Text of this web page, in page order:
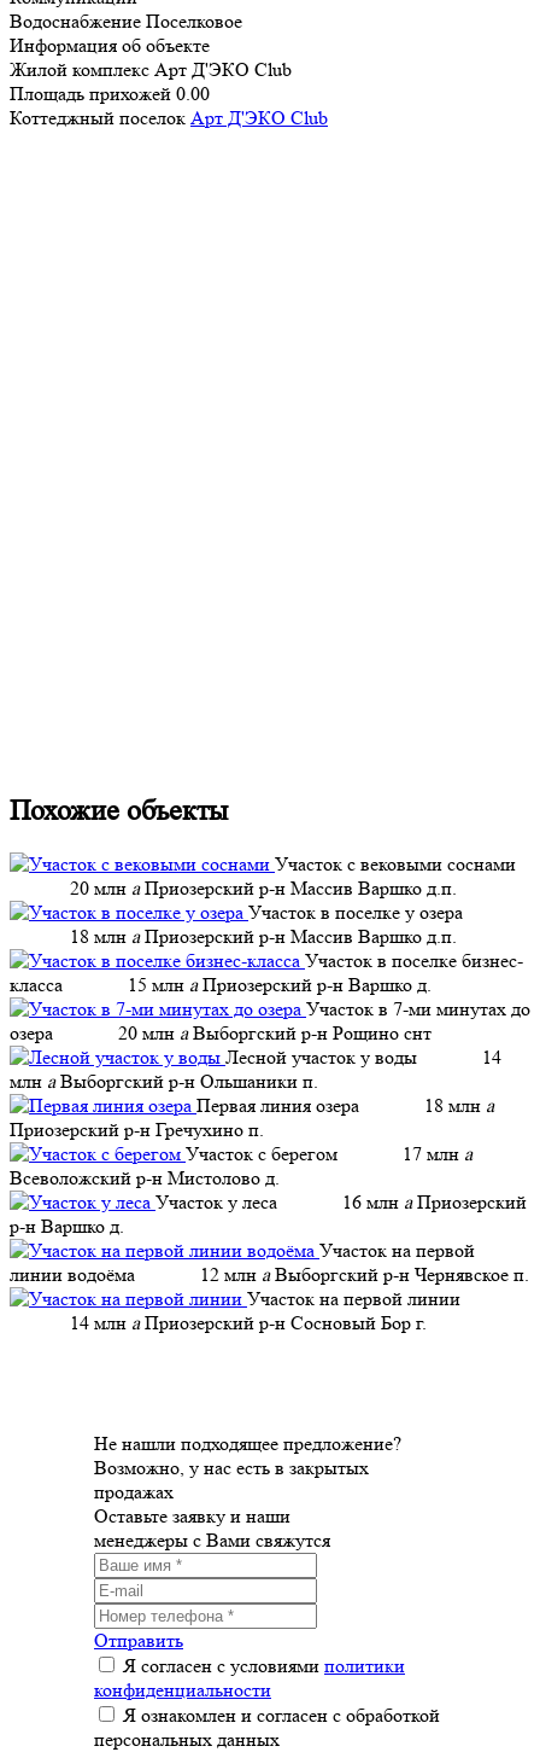
Водоснабжение Поселковое
Информация об объекте
Жилой комплекс Арт Д'ЭКО Club
Площадь прихожей 0.00
Коттеджный поселок Арт Д'ЭКО Club
Похожие объекты
Участок с вековыми соснами
20 млн a Приозерский р-н Массив Варшко д.п.
Участок в поселке у озера
18 млн a Приозерский р-н Массив Варшко д.п.
Участок в поселке бизнес-
класса
15 млн a Приозерский р-н Варшко д.
Участок в 7-ми минутах до
озера
20 млн a Выборгский р-н Рощино снт
Лесной участок у воды
14
млн a Выборгский р-н Ольшаники п.
Первая линия озера
18 млн a
Приозерский р-н Гречухино п.
Участок с берегом
17 млн a
Всеволожский р-н Мистолово д.
Участок у леса
16 млн a Приозерский
р-н Варшко д.
Участок на первой
линии водоёма
12 млн a Выборгский р-н Чернявское п.
Участок на первой линии
14 млн a Приозерский р-н Сосновый Бор г.
Не нашли подходящее предложение?
Возможно, у нас есть в закрытых
продажах
Оставьте заявку и наши
менеджеры с Вами свяжутся
Отправить
Я согласен с условиями политики
конфиденциальности
Я ознакомлен и согласен с обработкой
персональных данных